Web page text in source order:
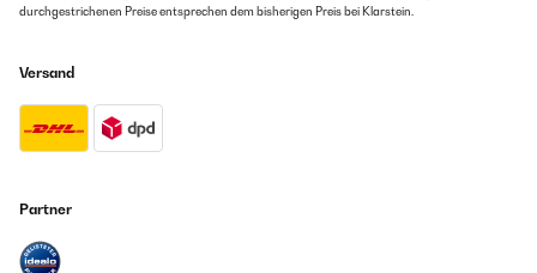
durchgestrichenen Preise entsprechen dem bisherigen Preis bei Klarstein.
Versand
Partner